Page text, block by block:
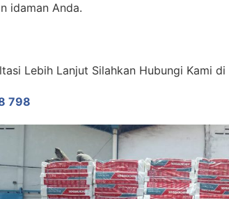
idaman Anda.
Lebih Lanjut Silahkan Hubungi Kami di
798